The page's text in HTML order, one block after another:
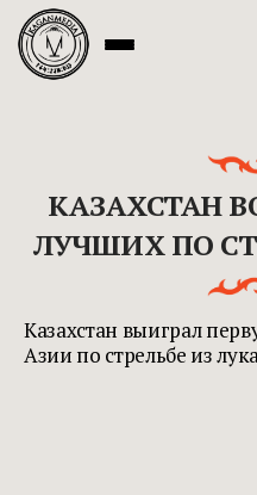
КАЗАХСТАН
ЛУЧШИХ ПО
Казахстан выиграл
Азии по стрельбе из